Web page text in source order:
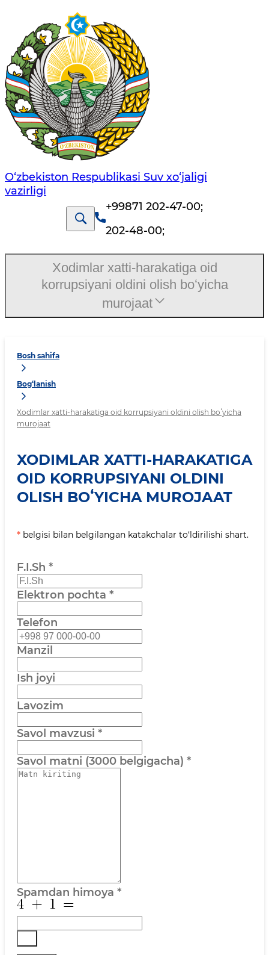
O‘zbekiston Respublikasi Suv хo‘jaligi
vazirligi
+99871 202-47-00;
202-48-00;
Bosh sahifa
Bog‘lanish
Xodimlar xatti-harakatiga oid korrupsiyani oldini olish boʻyicha
murojaat
XODIMLAR XATTI-HARAKATIGA
OID KORRUPSIYANI OLDINI
OLISH BOʻYICHA MUROJAAT
* belgisi bilan belgilangan katakchalar to‘ldirilishi shart.
F.I.Sh *
Elektron pochta *
Telefon
Manzil
Ish joyi
Lavozim
Savol mavzusi *
Savol matni (3000 belgigacha) *
Spamdan himoya *
Xodimlar xatti-harakatiga oid
korrupsiyani oldini olish boʻyicha
murojaat